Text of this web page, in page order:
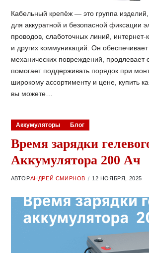
Кабельный крепёж — это группа
для аккуратной и безопасной фиксации
проводов, слаботочных линий,
и других коммуникаций. Он
механических повреждений, продлевает
помогает поддерживать порядок при
широкому ассортименту и цене, купить
вы можете…
Аккумуляторы Блог
Время зарядки
Аккумулятора 200 Ач
АВТОРАНДРЕЙ СМИРНОВ 12 НОЯБРЯ, 2025